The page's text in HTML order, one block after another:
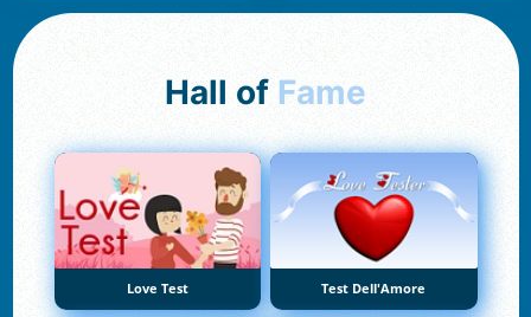
Hall of Fame
Love Test Test Dell'Amore